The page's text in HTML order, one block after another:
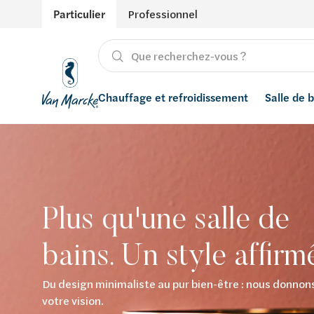
Particulier Professionnel
Chauffage et refroidissement Salle de
Conseils
Inspiration
Styles
Récupération de l'eau de pluie
Smart Home
Plus qu'une salle de
bains. Un style
Du design minimaliste au pur bien-être : nous
votre vision.